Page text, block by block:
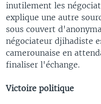
inutilement les
explique une autre
sous couvert
négociateur djihadiste
camerounaise en
finaliser l'échange.
Victoire politique